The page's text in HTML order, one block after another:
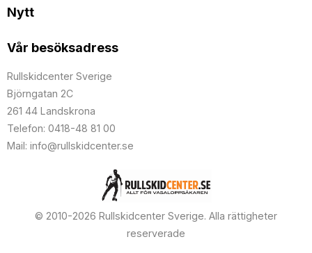
Nytt
Vår besöksadress
Rullskidcenter Sverige
Björngatan 2C
261 44 Landskrona
Telefon: 0418-48 81 00
Mail: info@rullskidcenter.se
© 2010-2026 Rullskidcenter Sverige. Alla rättigheter
reserverade